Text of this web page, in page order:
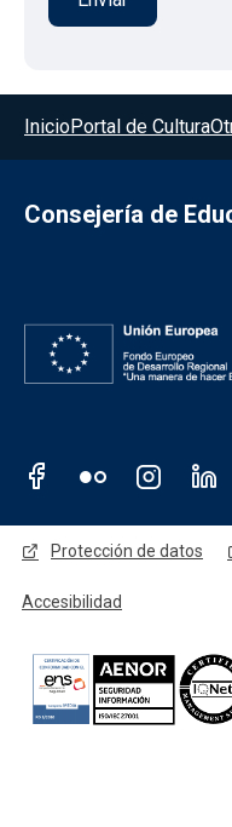
Menú del pie
InicioPortal de Cultura
Consejería de
Redes sociales
Menú legal
Protección de datos
Accesibilidad